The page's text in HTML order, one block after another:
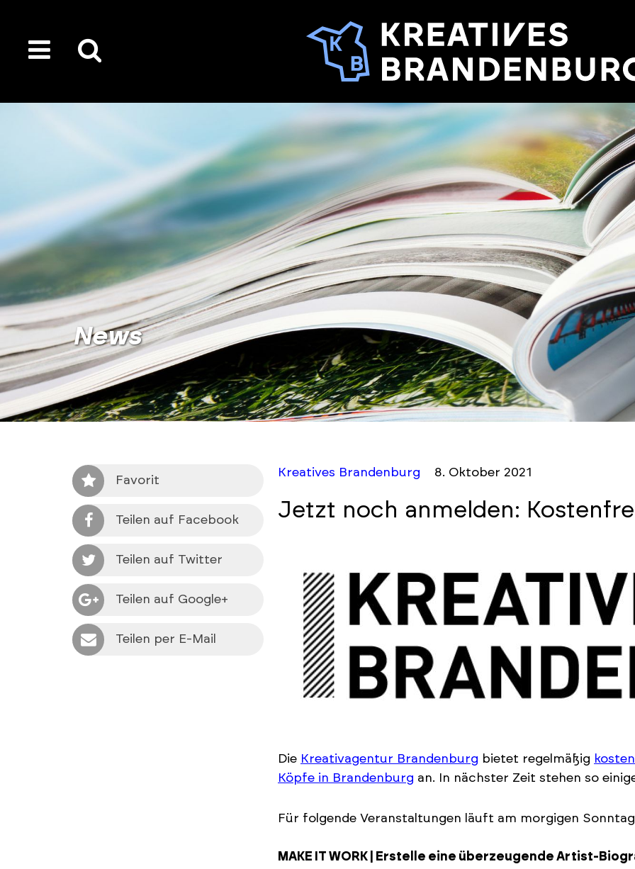
toggle
der
News
Favorit
Teilen auf Facebook
Teilen auf Twitter
Teilen auf Google+
Teilen per E-Mail
Kreatives Brandenburg 8. Oktober 2021
Jetzt noch anmelden:
Die Kreativagentur Brandenburg bietet regelmäßig
Köpfe in Brandenburg an. In nächster Zeit stehen so
Für folgende Veranstaltungen läuft am morgigen
MAKE IT WORK | Erstelle eine überzeugende Artist-